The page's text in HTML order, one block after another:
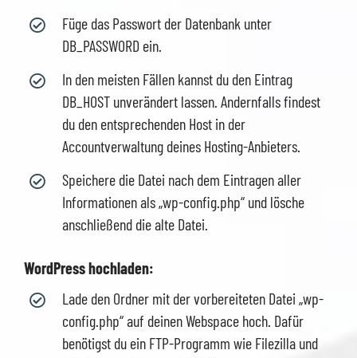
Füge das Passwort der Datenbank unter
DB_PASSWORD ein.
In den meisten Fällen kannst du den Eintrag
DB_HOST unverändert lassen. Andernfalls findest
du den entsprechenden Host in der
Accountverwaltung deines Hosting-Anbieters.
Speichere die Datei nach dem Eintragen aller
Informationen als „wp-config.php“ und lösche
anschließend die alte Datei.
WordPress hochladen:
Lade den Ordner mit der vorbereiteten Datei „wp-
config.php“ auf deinen Webspace hoch. Dafür
benötigst du ein FTP-Programm wie Filezilla und